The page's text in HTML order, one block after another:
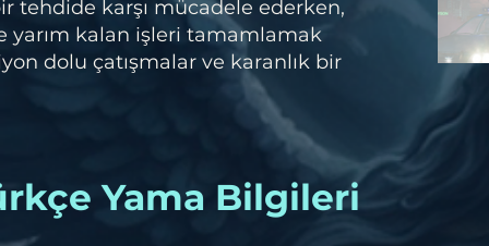
tehdide karşı mücadele ederken,
yarım kalan işleri tamamlamak
dolu çatışmalar ve karanlık bir
Yama Bilgileri